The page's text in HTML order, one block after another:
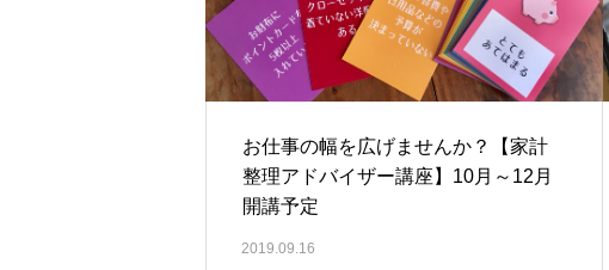
お仕事の幅を広げませんか？【家計
整理アドバイザー講座】10月～12月
開講予定
2019.09.16